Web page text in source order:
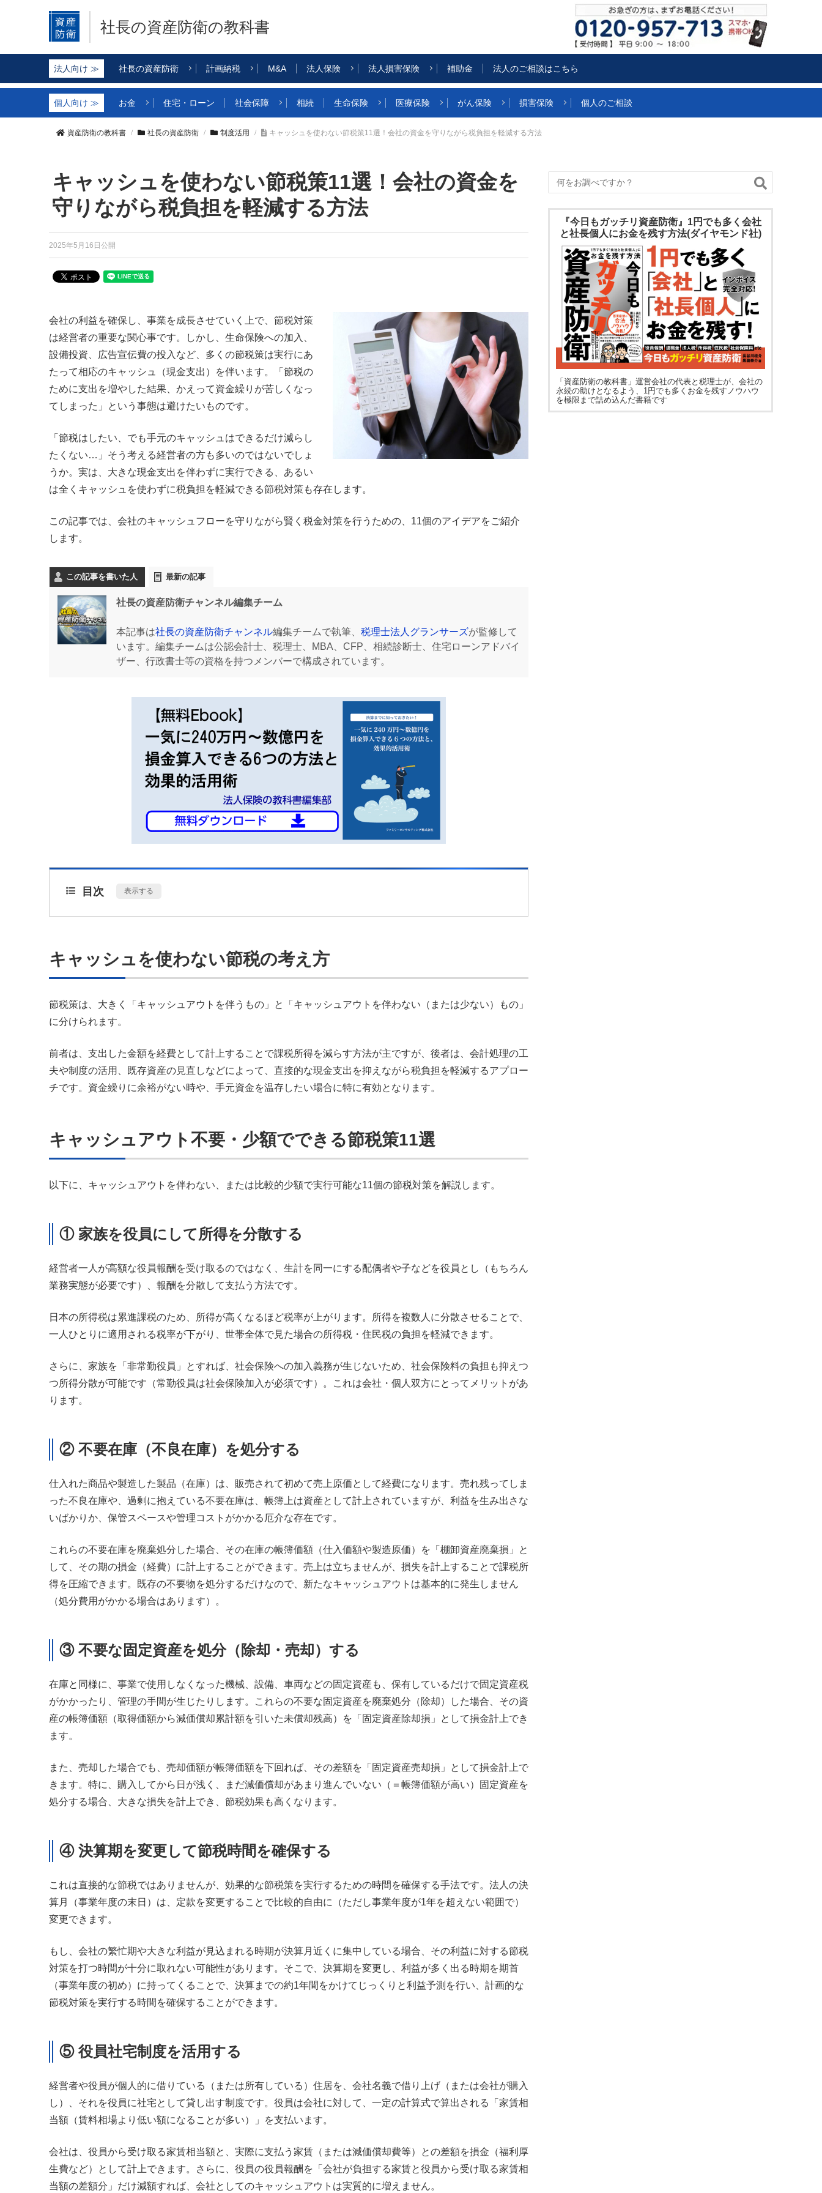
社長の資産防衛の教科書
社長の資産防衛 計画納税 M&A 法人保険 法人損害保険 補助金 法人のご相談はこちら
お金 住宅・ローン 社会保障 相続 生命保険 医療保険 がん保険 損害保険 個人のご相談
資産防衛の教科書 社長の資産防衛 制度活用 キャッシュを使わない節税策11選！会社の資金を守りながら税負担を軽減する方法
キャッシュを使わない節税策11選！会社の資金を
守りながら税負担を軽減する方法
2025年5月16日公開
会社の利益を確保し、事業を成長させていく上で、節税対策
は経営者の重要な関心事です。しかし、生命保険への加入、
設備投資、広告宣伝費の投入など、多くの節税策は実行にあ
たって相応のキャッシュ（現金支出）を伴います。「節税の
ために支出を増やした結果、かえって資金繰りが苦しくなっ
てしまった」という事態は避けたいものです。
「節税はしたい、でも手元のキャッシュはできるだけ減らし
たくない…」そう考える経営者の方も多いのではないでしょ
うか。実は、大きな現金支出を伴わずに実行できる、あるい
は全くキャッシュを使わずに税負担を軽減できる節税対策も存在します。
この記事では、会社のキャッシュフローを守りながら賢く税金対策を行うための、11個のアイデアをご紹介
します。
この記事を書いた人 最新の記事
社長の資産防衛チャンネル編集チーム
本記事は社長の資産防衛チャンネル編集チームで執筆、 税理士法人グランサーズが監修して
います。編集チームは公認会計士、税理士、MBA、CFP、相続診断士、住宅ローンアドバイ
ザー、行政書士等の資格を持つメンバーで構成されています。
目次 表示する
キャッシュを使わない節税の考え方
節税策は、大きく「キャッシュアウトを伴うもの」と「キャッシュアウトを伴わない（または少ない）もの」
に分けられます。
前者は、支出した金額を経費として計上することで課税所得を減らす方法が主ですが、後者は、会計処理の工
夫や制度の活用、既存資産の見直しなどによって、直接的な現金支出を抑えながら税負担を軽減するアプロー
チです。資金繰りに余裕がない時や、手元資金を温存したい場合に特に有効となります。
キャッシュアウト不要・少額でできる節税策11選
以下に、キャッシュアウトを伴わない、または比較的少額で実行可能な11個の節税対策を解説します。
① 家族を役員にして所得を分散する
経営者一人が高額な役員報酬を受け取るのではなく、生計を同一にする配偶者や子などを役員とし（もちろん
業務実態が必要です）、報酬を分散して支払う方法です。
日本の所得税は累進課税のため、所得が高くなるほど税率が上がります。所得を複数人に分散させることで、
一人ひとりに適用される税率が下がり、世帯全体で見た場合の所得税・住民税の負担を軽減できます。
さらに、家族を「非常勤役員」とすれば、社会保険への加入義務が生じないため、社会保険料の負担も抑えつ
つ所得分散が可能です（常勤役員は社会保険加入が必須です）。これは会社・個人双方にとってメリットがあ
ります。
② 不要在庫（不良在庫）を処分する
仕入れた商品や製造した製品（在庫）は、販売されて初めて売上原価として経費になります。売れ残ってしま
った不良在庫や、過剰に抱えている不要在庫は、帳簿上は資産として計上されていますが、利益を生み出さな
いばかりか、保管スペースや管理コストがかかる厄介な存在です。
これらの不要在庫を廃棄処分した場合、その在庫の帳簿価額（仕入価額や製造原価）を「棚卸資産廃棄損」と
して、その期の損金（経費）に計上することができます。売上は立ちませんが、損失を計上することで課税所
得を圧縮できます。既存の不要物を処分するだけなので、新たなキャッシュアウトは基本的に発生しません
（処分費用がかかる場合はあります）。
③ 不要な固定資産を処分（除却・売却）する
在庫と同様に、事業で使用しなくなった機械、設備、車両などの固定資産も、保有しているだけで固定資産税
がかかったり、管理の手間が生じたりします。これらの不要な固定資産を廃棄処分（除却）した場合、その資
産の帳簿価額（取得価額から減価償却累計額を引いた未償却残高）を「固定資産除却損」として損金計上でき
ます。
また、売却した場合でも、売却価額が帳簿価額を下回れば、その差額を「固定資産売却損」として損金計上で
きます。特に、購入してから日が浅く、まだ減価償却があまり進んでいない（＝帳簿価額が高い）固定資産を
処分する場合、大きな損失を計上でき、節税効果も高くなります。
④ 決算期を変更して節税時間を確保する
これは直接的な節税ではありませんが、効果的な節税策を実行するための時間を確保する手法です。法人の決
算月（事業年度の末日）は、定款を変更することで比較的自由に（ただし事業年度が1年を超えない範囲で）
変更できます。
もし、会社の繁忙期や大きな利益が見込まれる時期が決算月近くに集中している場合、その利益に対する節税
対策を打つ時間が十分に取れない可能性があります。そこで、決算期を変更し、利益が多く出る時期を期首
（事業年度の初め）に持ってくることで、決算までの約1年間をかけてじっくりと利益予測を行い、計画的な
節税対策を実行する時間を確保することができます。
⑤ 役員社宅制度を活用する
経営者や役員が個人的に借りている（または所有している）住居を、会社名義で借り上げ（または会社が購入
し）、それを役員に社宅として貸し出す制度です。役員は会社に対して、一定の計算式で算出される「家賃相
当額（賃料相場より低い額になることが多い）」を支払います。
会社は、役員から受け取る家賃相当額と、実際に支払う家賃（または減価償却費等）との差額を損金（福利厚
生費など）として計上できます。さらに、役員の役員報酬を「会社が負担する家賃と役員から受け取る家賃相
当額の差額分」だけ減額すれば、会社としてのキャッシュアウトは実質的に増えません。
『今日もガッチリ資産防衛』1円でも多く会社
と社長個人にお金を残す方法(ダイヤモンド社)
「資産防衛の教科書」運営会社の代表と税理士が、会社の
永続の助けとなるよう、1円でも多くお金を残すノウハウ
を極限まで詰め込んだ書籍です